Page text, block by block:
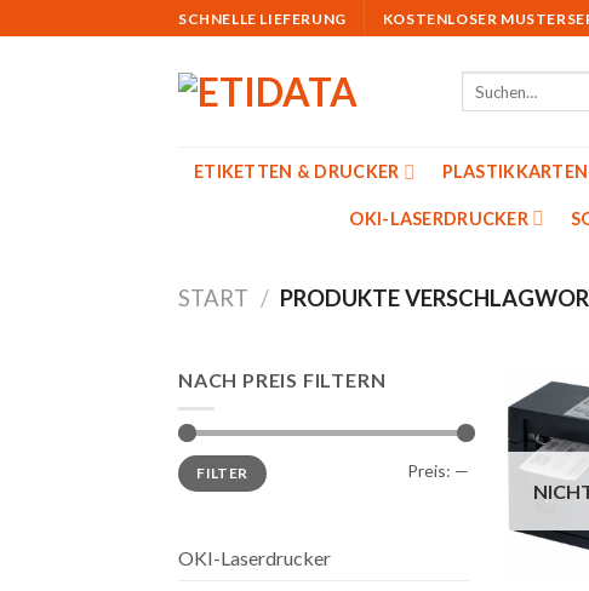
to
SCHNELLE LIEFERUNG KOSTENLOSER
ETIKETTEN & DRUCKER
OKI-LASERDRUCKER
START / PRODUKTE
NACH PREIS FILTERN
Min.
Preis
Max.
PreisFILTER Preis: —
OKI-Laserdrucker